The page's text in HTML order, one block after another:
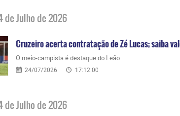
de Julho de 2026
Cruzeiro acerta contratação de Zé Lucas; saiba
O meio-campista é destaque do Leão
24/07/2026 17:12:00
de Julho de 2026